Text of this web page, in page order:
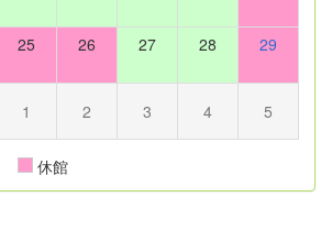
25 26 27 28 29
1 2 3 4 5
休館